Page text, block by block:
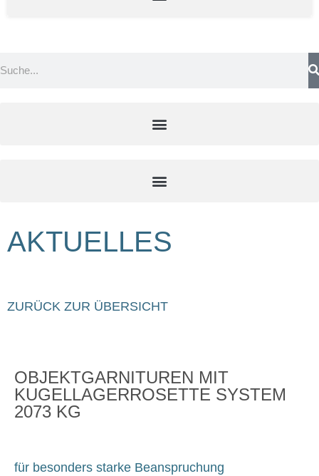
AKTUELLES
ZURÜCK ZUR ÜBERSICHT
OBJEKTGARNITUREN MIT
KUGELLAGERROSETTE SYSTEM
2073 KG
für besonders starke Beanspruchung